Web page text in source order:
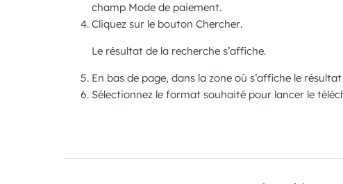
champ Mode de paiement.
Cliquez sur le bouton Chercher.
Le résultat de la recherche s’affiche.
En bas de page, dans la zone où s’affiche le
Sélectionnez le format souhaité pour lancer le